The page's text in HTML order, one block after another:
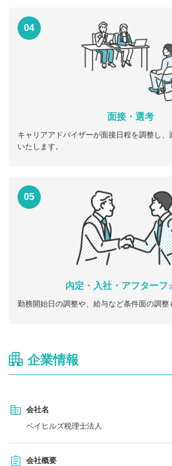
04
面接・選考
キャリアアドバイザーが面接日程を調整し、
いたします。
05
内定・入社・アフターフ
勤務開始日の調整や、給与など条件面の調整
企業情報
会社名
ベイヒルズ税理士法人
会社概要